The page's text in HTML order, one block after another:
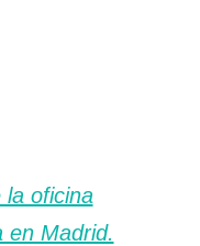
la oficina
en Madrid.